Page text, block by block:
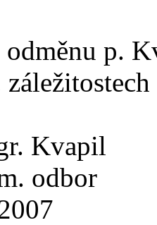
p.
Kvapil
odbor